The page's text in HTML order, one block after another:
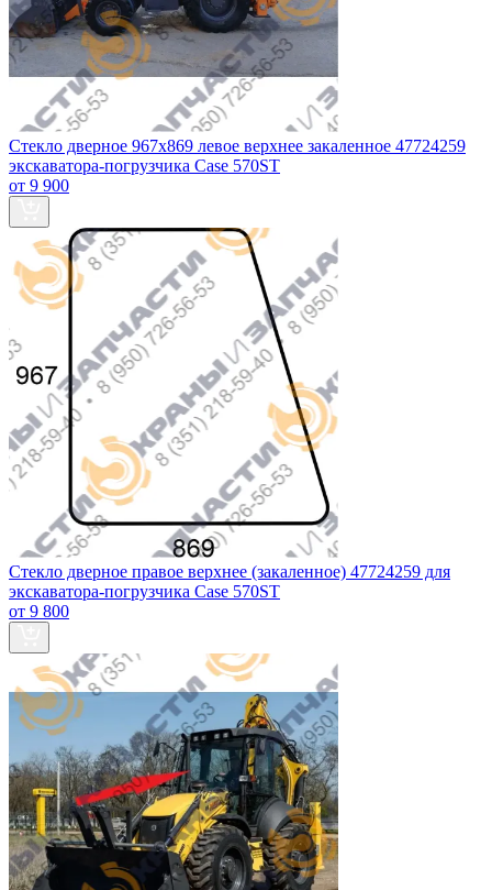
Стекло дверное 967х869 левое верхнее закаленное 47724259
экскаватора-погрузчика Case 570ST
от 9 900
Стекло дверное правое верхнее (закаленное) 47724259 для
экскаватора-погрузчика Case 570ST
от 9 800